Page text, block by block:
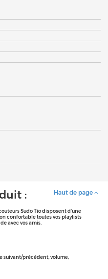
Haut de page
:
Sudo Tio disposent d'une
confortable toutes vos playlists
avec vos amis.
suivant/précédent, volume,